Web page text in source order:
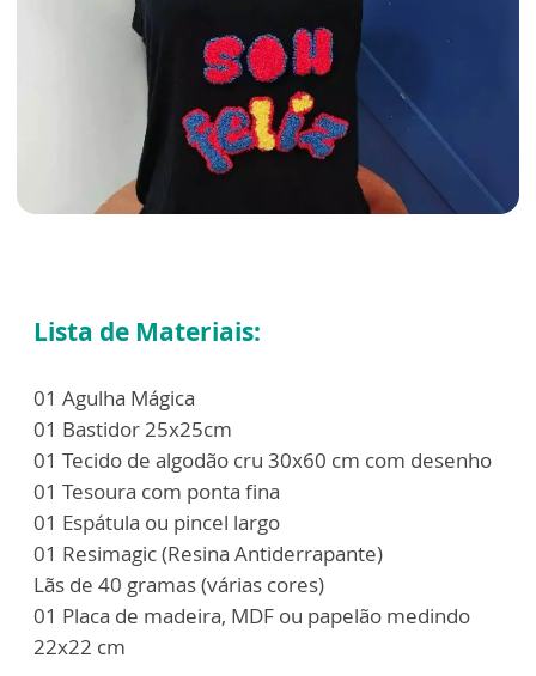
Lista de Materiais:
01 Agulha Mágica
01 Bastidor 25x25cm
01 Tecido de algodão cru 30x60 cm com desenho
01 Tesoura com ponta fina
01 Espátula ou pincel largo
01 Resimagic (Resina Antiderrapante)
Lãs de 40 gramas (várias cores)
01 Placa de madeira, MDF ou papelão medindo
22x22 cm